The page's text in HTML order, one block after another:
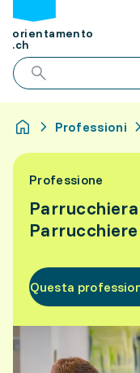
orientamento
.ch
Professioni
Professione
Parrucchiera
Parrucchiere
Questa